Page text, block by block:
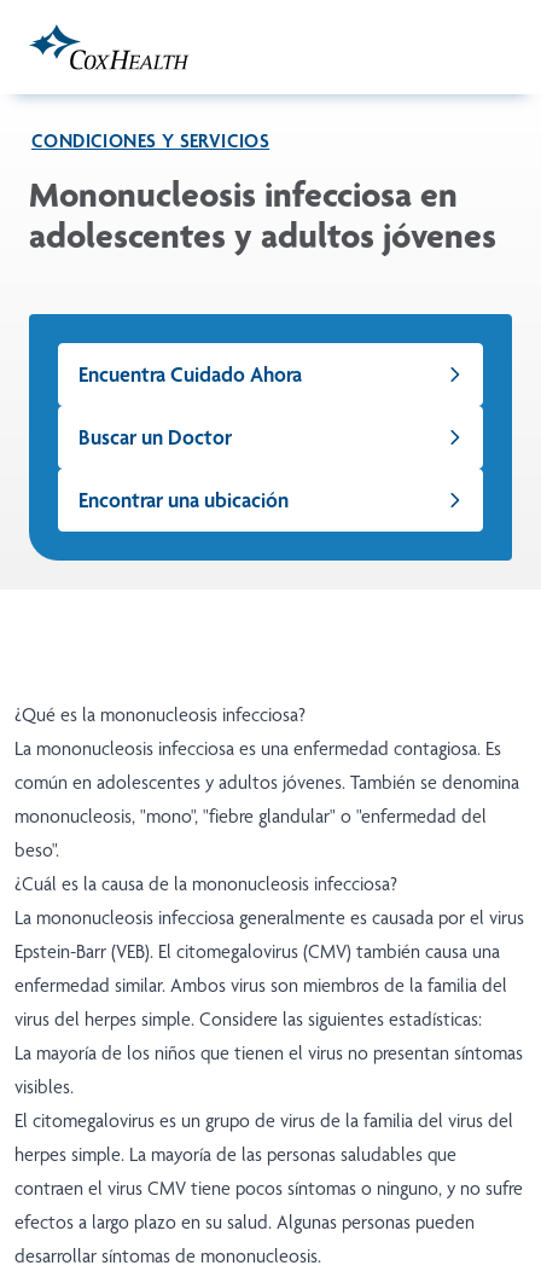
CONDICIONES Y SERVICIOS
Mononucleosis infecciosa en
adolescentes y adultos jóvenes
Encuentra Cuidado Ahora
Buscar un Doctor
Encontrar una ubicación
¿Qué es la mononucleosis infecciosa?
La mononucleosis infecciosa es una enfermedad contagiosa. Es
común en adolescentes y adultos jóvenes. También se denomina
mononucleosis, "mono", "fiebre glandular" o "enfermedad del
beso".
¿Cuál es la causa de la mononucleosis infecciosa?
La mononucleosis infecciosa generalmente es causada por el virus
Epstein-Barr (VEB). El citomegalovirus (CMV) también causa una
enfermedad similar. Ambos virus son miembros de la familia del
virus del herpes simple. Considere las siguientes estadísticas:
La mayoría de los niños que tienen el virus no presentan síntomas
visibles.
El citomegalovirus es un grupo de virus de la familia del virus del
herpes simple. La mayoría de las personas saludables que
contraen el virus CMV tiene pocos síntomas o ninguno, y no sufre
efectos a largo plazo en su salud. Algunas personas pueden
desarrollar síntomas de mononucleosis.